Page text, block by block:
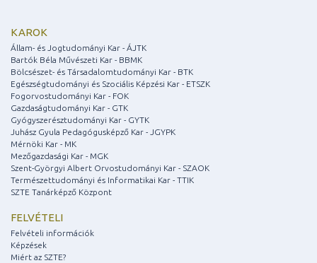
KAROK
Állam- és Jogtudományi Kar - ÁJTK
Bartók Béla Művészeti Kar - BBMK
Bölcsészet- és Társadalomtudományi Kar - BTK
Egészségtudományi és Szociális Képzési Kar - ETSZK
Fogorvostudományi Kar - FOK
Gazdaságtudományi Kar - GTK
Gyógyszerésztudományi Kar - GYTK
Juhász Gyula Pedagógusképző Kar - JGYPK
Mérnöki Kar - MK
Mezőgazdasági Kar - MGK
Szent-Györgyi Albert Orvostudományi Kar - SZAOK
Természettudományi és Informatikai Kar - TTIK
SZTE Tanárképző Központ
FELVÉTELI
Felvételi információk
Képzések
Miért az SZTE?